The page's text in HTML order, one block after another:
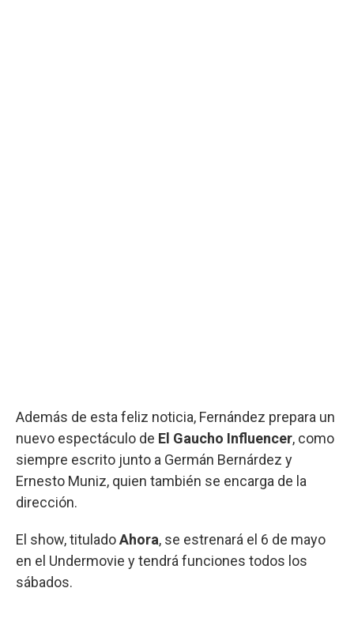
Además de esta feliz noticia, Fernández prepara un
nuevo espectáculo de El Gaucho Influencer, como
siempre escrito junto a Germán Bernárdez y
Ernesto Muniz, quien también se encarga de la
dirección.
El show, tituladoAhora, se estrenará el 6 de mayo
en el Undermovie y tendrá funciones todos los
sábados.